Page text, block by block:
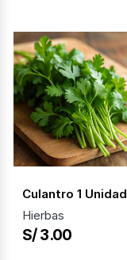
Culantro 1 Unidad
Hierbas
S/ 3.00